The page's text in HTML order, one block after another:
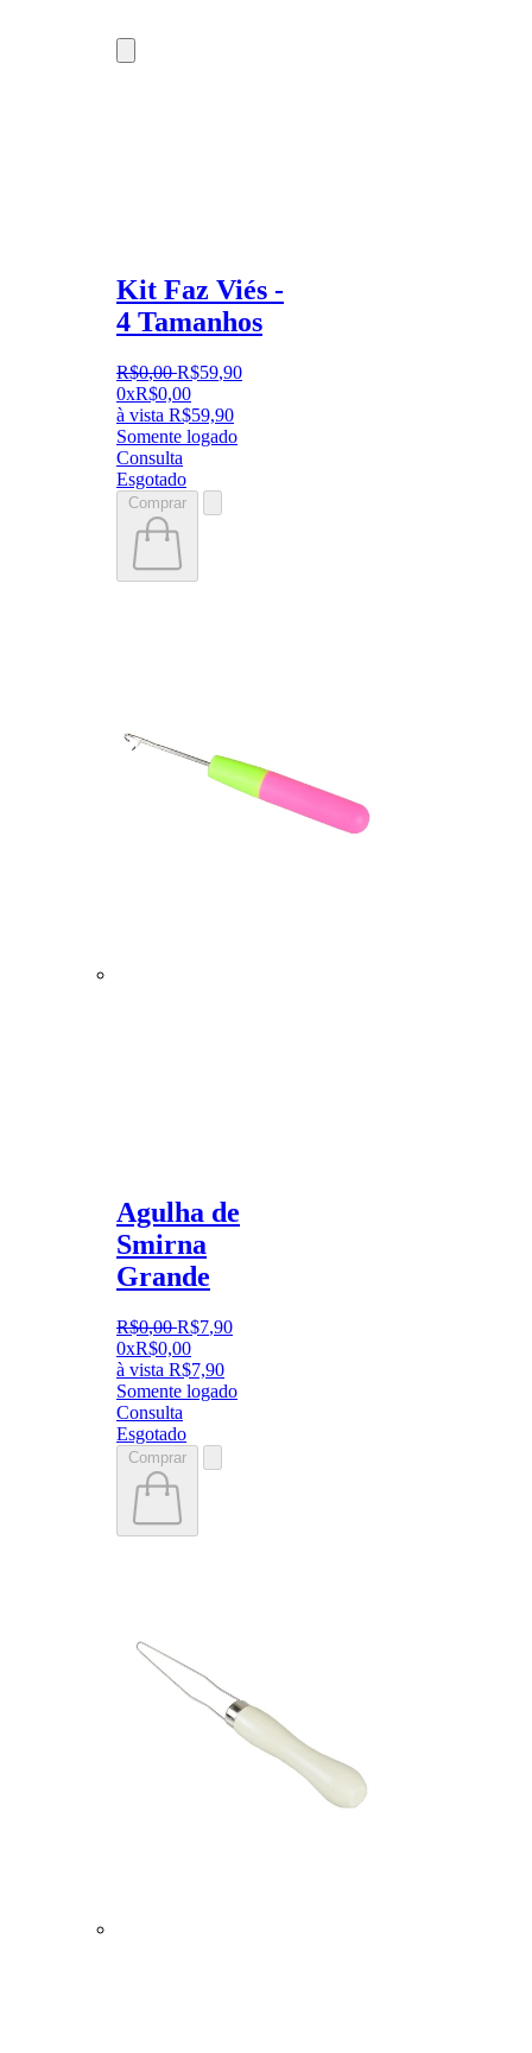
Kit Faz Viés -
4 Tamanhos
R$0,00 R$59,90
0xR$0,00
à vista R$59,90
Somente logado
Consulta
Esgotado
Comprar
Agulha de
Smirna
Grande
R$0,00 R$7,90
0xR$0,00
à vista R$7,90
Somente logado
Consulta
Esgotado
Comprar